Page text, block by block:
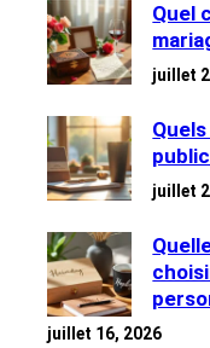
Quel
juillet
juillet
juillet 16, 2026